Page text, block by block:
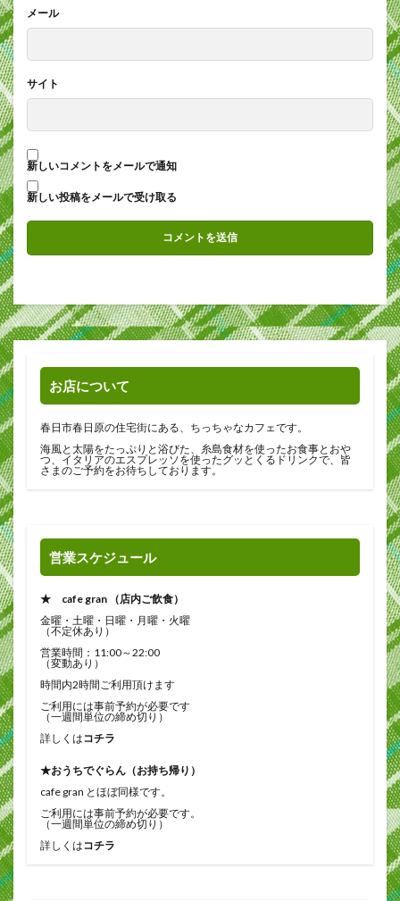
メール
サイト
新しいコメントをメールで通知
新しい投稿をメールで受け取る
お店について
春日市春日原の住宅街にある、ちっちゃなカフェです。
海風と太陽をたっぷりと浴びた、糸島食材を使ったお食事とおや
つ、イタリアのエスプレッソを使ったグッとくるドリンクで、皆
さまのご予約をお待ちしております。
営業スケジュール
★ cafe gran （店内ご飲食）
金曜・土曜・日曜・月曜・火曜
（不定休あり）
営業時間：11:00～22:00
（変動あり）
時間内2時間ご利用頂けます
ご利用には事前予約が必要です
（一週間単位の締め切り）
詳しくはコチラ
★おうちでぐらん（お持ち帰り）
cafe gran とほぼ同様です。
ご利用には事前予約が必要です。
（一週間単位の締め切り）
詳しくはコチラ